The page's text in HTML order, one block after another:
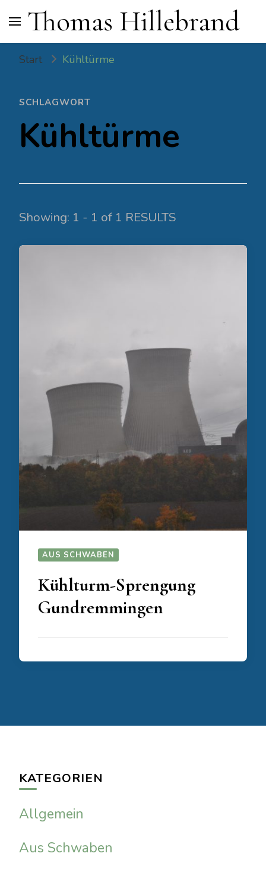
Thomas Hillebrand
Start Kühltürme
SCHLAGWORT
Kühltürme
Showing: 1 - 1 of 1 RESULTS
AUS SCHWABEN
Kühlturm-Sprengung
Gundremmingen
KATEGORIEN
Allgemein
Aus Schwaben